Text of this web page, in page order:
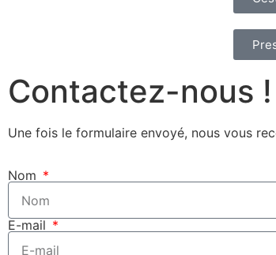
Contactez-nous !
Une fois le formulaire envoyé, nous vous
Nom
E-mail